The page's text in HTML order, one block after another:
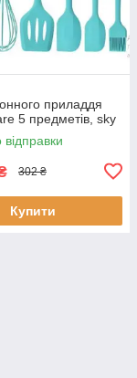
приладдя
5 предметів, sky
302 ₴
Купити